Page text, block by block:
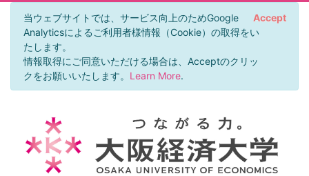
当ウェブサイトでは、サービス向上のためGoogle
Analyticsによるご利用者様情報（Cookie）の取得をい
たします。
情報取得にご同意いただける場合は、Acceptのクリッ
クをお願いいたします。 Learn More.
Accept